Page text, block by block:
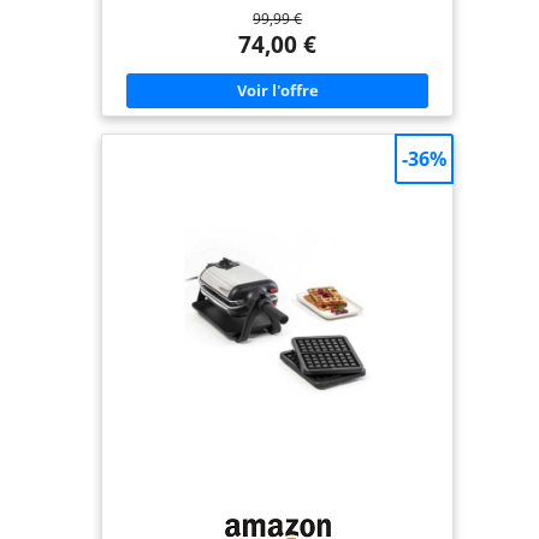
plaisirs) NETTOYAGE FACILE : plaques avec surface
antiadhésives et compatibles lave-vaisselle
FONCTIONNEMENT : bouton marche/arrêt avec
témoin lumineux de fonctionnement
REPARABILITE 15 ANS AU JUSTE PRIX : engagement
de réparabilité 15 ans au juste prix grâce à notre
RANGEMENT PRATIQUE : range cordon pour plus
99,99 €
74,00 €
-36%